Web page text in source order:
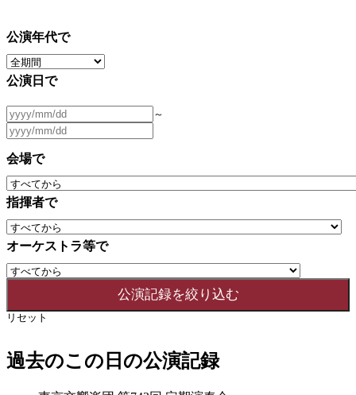
公演年代で
公演日で
～
会場で
指揮者で
オーケストラ等で
リセット
過去のこの日の公演記録